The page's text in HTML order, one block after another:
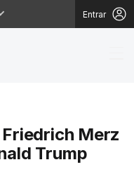
Entrar
Merz
Trump